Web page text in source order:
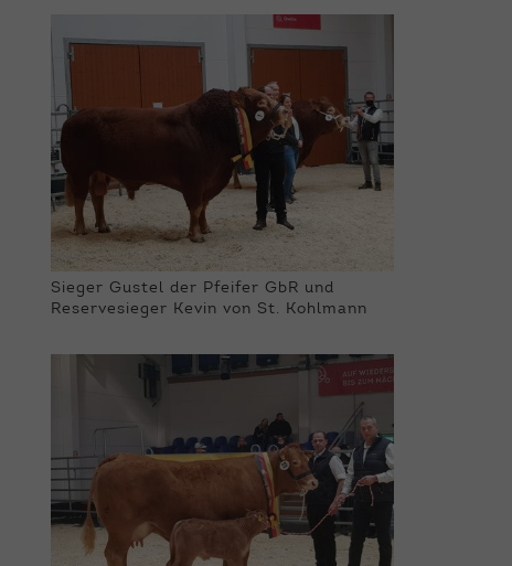
Sieger Gustel der Pfeifer GbR und
Reservesieger Kevin von St. Kohlmann